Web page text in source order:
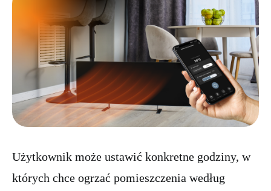
Użytkownik może ustawić konkretne godziny, w
których chce ogrzać pomieszczenia według